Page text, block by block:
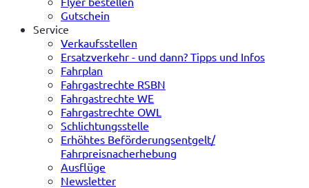
Gutschein
Service
Verkaufsstellen
Ersatzverkehr - und dann? Tipps und Infos
Fahrplan
Fahrgastrechte RSBN
Fahrgastrechte WE
Fahrgastrechte OWL
Schlichtungsstelle
Erhöhtes Beförderungsentgelt/
Fahrpreisnacherhebung
Ausflüge
Newsletter